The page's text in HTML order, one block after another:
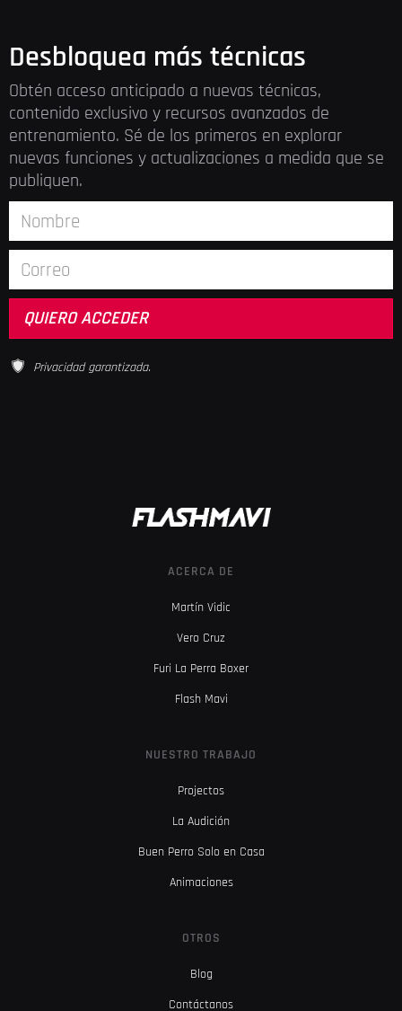
Desbloquea más técnicas
Obtén acceso anticipado a nuevas técnicas,
contenido exclusivo y recursos avanzados de
entrenamiento. Sé de los primeros en explorar
nuevas funciones y actualizaciones a medida que se
publiquen.
Privacidad garantizada.
ACERCA DE
Martín Vidic
Vero Cruz
Furi La Perra Boxer
Flash Mavi
NUESTRO TRABAJO
Projectos
La Audición
Buen Perro Solo en Casa
Animaciones
OTROS
Blog
Contáctanos